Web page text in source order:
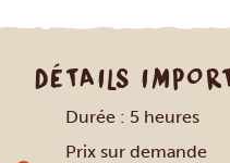
DÉTAILS
Durée : 5 heures
Prix sur demande